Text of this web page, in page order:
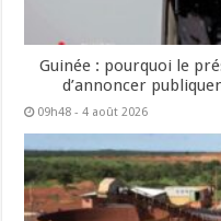
Guinée : pourquoi le
d’annoncer
09h48 - 4 août 2026